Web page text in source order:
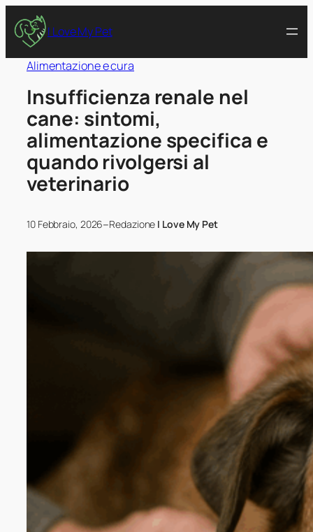
I Love My Pet
Alimentazione e cura
Insufficienza renale nel
cane: sintomi,
alimentazione specifica e
quando rivolgersi al
veterinario
10 Febbraio, 2026–Redazione I Love My Pet